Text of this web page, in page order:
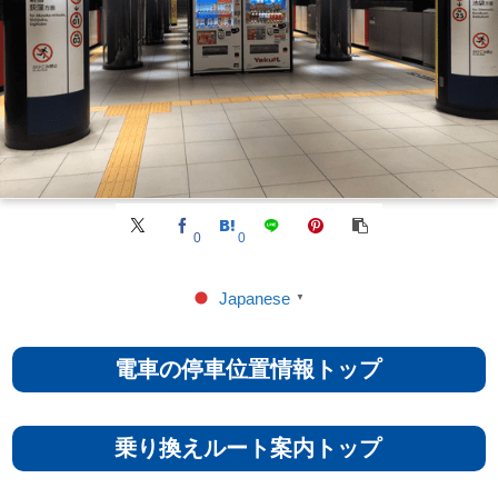
0 0
Japanese ▼
電車の停車位置情報トップ
乗り換えルート案内トップ